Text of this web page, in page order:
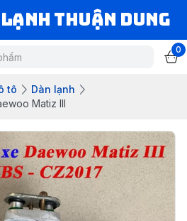
THUẬN DUNG
0
tô
Dàn lạnh
Matiz III